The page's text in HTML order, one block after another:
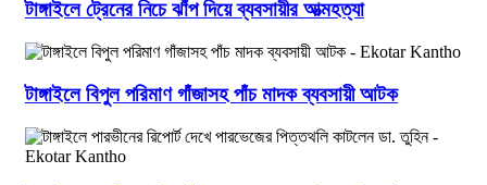
টাঙ্গাইলে ট্রেনের নিচে ঝাঁপ দিয়ে ব্যবসায়ীর আত্মহত্যা
টাঙ্গাইলে বিপুল পরিমাণ গাঁজাসহ পাঁচ মাদক ব্যবসায়ী আটক